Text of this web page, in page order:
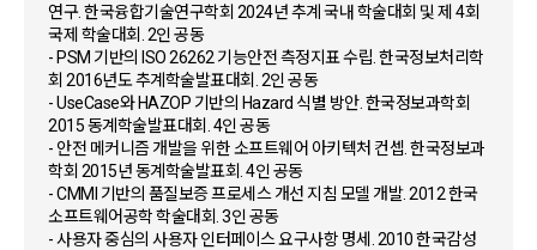
연구. 한국융합기술연구학회 2024년 추계 국내 학술대회 및 제 4회
국제 학술대회. 2인 공동
- PSM 기반의 ISO 26262 기능안전 측정지표 수립. 한국정보처리학
회 2016년도 추계학술발표대회. 2인 공동
- UseCase와 HAZOP 기반의 Hazard 식별 방안. 한국정보과학회
2015 동계학술발표대회. 4인 공동
- 안전 메커니즘 개발을 위한 소프트웨어 아키텍처 컨셉. 한국정보과
학회 2015년 동계학술발표회. 4인 공동
- CMMI 기반의 품질보증 프로세스 개선 지침 모델 개발. 2012 한국
소프트웨어공학 학술대회. 3인 공동
- 사용자 중심의 사용자 인터페이스 요구사항 명세. 2010 한국감성